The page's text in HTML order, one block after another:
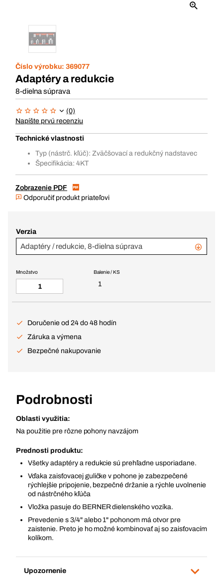
Číslo výrobku: 369077
Adaptéry a redukcie
8-dielna súprava
(0)
Napíšte prvú recenziu
Technické vlastnosti
Typ (nástrč. kľúč): Zväčšovací a redukčný nadstavec
Špecifikácia: 4KT
Zobrazenie PDF
Odporučiť produkt priateľovi
Verzia
Adaptéry / redukcie, 8-dielna súprava
Balenie / KS
1
Množstvo
Doručenie od 24 do 48 hodín
Záruka a výmena
Bezpečné nakupovanie
Podrobnosti
Oblasti využitia:
Na použitie pre rôzne pohony navzájom
Prednosti produktu:
Všetky adaptéry a redukcie sú prehľadne usporiadane.
Vďaka zaisťovacej guličke v pohone je zabezpečené
rýchlejšie pripojenie, bezpečné držanie a rýchle uvolnenie
od nástrčného kľúča
Vložka pasuje do BERNER dielenského vozíka.
Prevedenie s 3/4" alebo 1" pohonom má otvor pre
zaistenie. Preto je ho možné kombinovať aj so zaisťovacím
kolíkom.
Upozornenie